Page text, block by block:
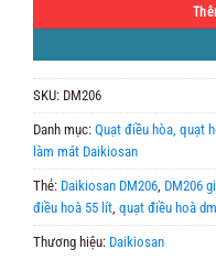
SKU: DM206
Danh mục: Quạt điều hòa, quạt
làm mát Daikiosan
Thẻ: Daikiosan DM206, DM206
điều hoà 55 lít, quạt điều hoà
Thương hiệu: Daikiosan